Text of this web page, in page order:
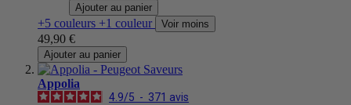
Ajouter au panier
+5 couleurs +1 couleur Voir moins
49,90 €
Ajouter au panier
Appolia
4.9/5 - 371 avis